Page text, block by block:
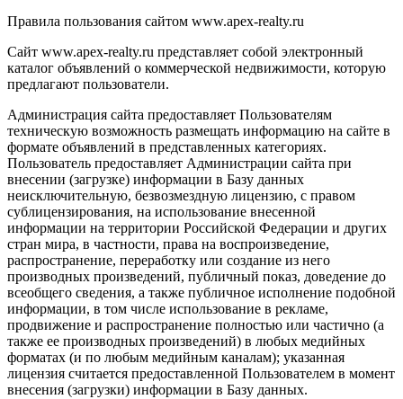
Правила пользования сайтом www.apex-realty.ru
Сайт www.apex-realty.ru представляет собой электронный
каталог объявлений о коммерческой недвижимости, которую
предлагают пользователи.
Администрация сайта предоставляет Пользователям
техническую возможность размещать информацию на сайте в
формате объявлений в представленных категориях.
Пользователь предоставляет Администрации сайта при
внесении (загрузке) информации в Базу данных
неисключительную, безвозмездную лицензию, с правом
сублицензирования, на использование внесенной
информации на территории Российской Федерации и других
стран мира, в частности, права на воспроизведение,
распространение, переработку или создание из него
производных произведений, публичный показ, доведение до
всеобщего сведения, а также публичное исполнение подобной
информации, в том числе использование в рекламе,
продвижение и распространение полностью или частично (а
также ее производных произведений) в любых медийных
форматах (и по любым медийным каналам); указанная
лицензия считается предоставленной Пользователем в момент
внесения (загрузки) информации в Базу данных.